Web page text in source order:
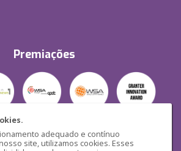
adequado e contínuo
site, utilizamos cookies. Esses
Premiações
Segurança